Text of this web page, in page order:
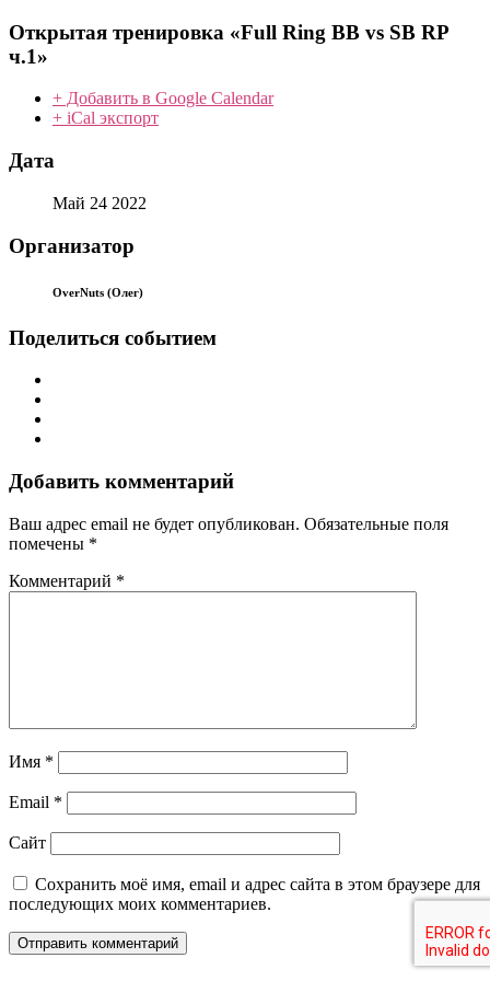
Открытая тренировка «Full Ring BB vs SB RP
ч.1»
+ Добавить в Google Calendar
+ iCal экспорт
Дата
Май 24 2022
Организатор
OverNuts (Олег)
Поделиться событием
Добавить комментарий
Ваш адрес email не будет опубликован. Обязательные поля
помечены *
Комментарий *
Имя *
Email *
Сайт
Сохранить моё имя, email и адрес сайта в этом браузере для
последующих моих комментариев.